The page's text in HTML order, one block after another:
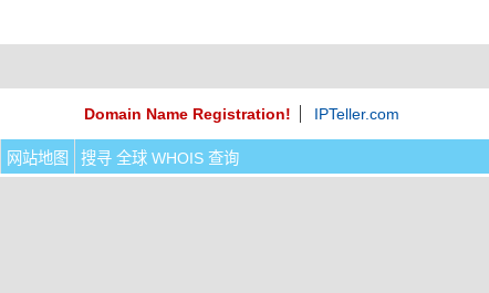
Domain Name Registration! IPTeller.com
网站地图 搜寻 全球 WHOIS 查询